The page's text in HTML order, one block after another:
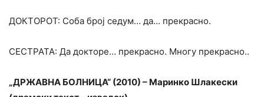
ДОКТОРОТ: Соба број седум… да… прекрасно.
СЕСТРАТА: Да докторе… прекрасно. Многу прекрасно..
„ДРЖАВНА БОЛНИЦА“ (2010) – Маринко Шлакески